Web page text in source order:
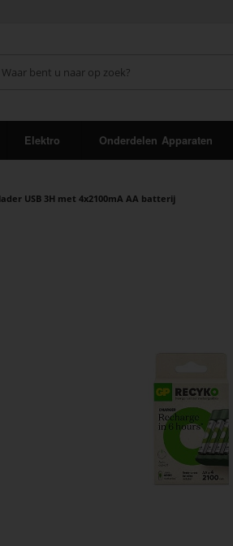
Elektro Onderdelen Apparaten
USB 3H met 4x2100mA AA batterij